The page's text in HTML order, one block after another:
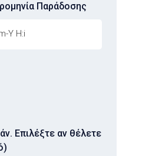
Παράδοσης
Επιλέξτε αν θέλετε